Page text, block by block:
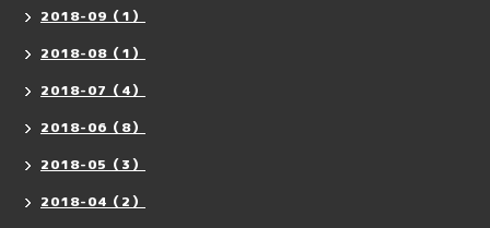
2018-09（1）
2018-08（1）
2018-07（4）
2018-06（8）
2018-05（3）
2018-04（2）